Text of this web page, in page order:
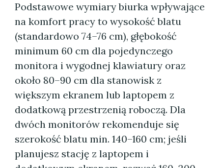
Podstawowe wymiary biurka wpływające
na komfort pracy to wysokość blatu
(standardowo 74–76 cm), głębokość
minimum 60 cm dla pojedynczego
monitora i wygodnej klawiatury oraz
około 80–90 cm dla stanowisk z
większym ekranem lub laptopem z
dodatkową przestrzenią roboczą. Dla
dwóch monitorów rekomenduje się
szerokość blatu min. 140–160 cm; jeśli
planujesz stację z laptopem i